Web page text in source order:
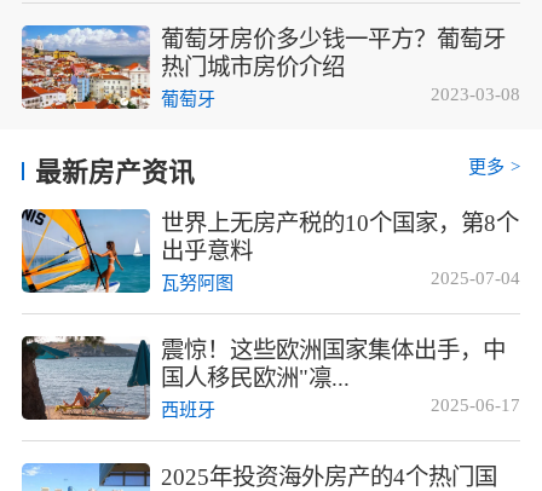
葡萄牙房价多少钱一平方？葡萄牙
热门城市房价介绍
2023-03-08
葡萄牙
最新房产资讯 更多 >
世界上无房产税的10个国家，第8个
出乎意料
2025-07-04
瓦努阿图
震惊！这些欧洲国家集体出手，中
国人移民欧洲"凛...
2025-06-17
西班牙
2025年投资海外房产的4个热门国